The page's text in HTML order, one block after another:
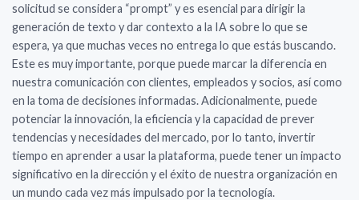
solicitud se considera “prompt” y es esencial para dirigir la
generación de texto y dar contexto a la IA sobre lo que se
espera, ya que muchas veces no entrega lo que estás buscando.
Este es muy importante, porque puede marcar la diferencia en
nuestra comunicación con clientes, empleados y socios, así como
en la toma de decisiones informadas. Adicionalmente, puede
potenciar la innovación, la eficiencia y la capacidad de prever
tendencias y necesidades del mercado, por lo tanto, invertir
tiempo en aprender a usar la plataforma, puede tener un impacto
significativo en la dirección y el éxito de nuestra organización en
un mundo cada vez más impulsado por la tecnología.